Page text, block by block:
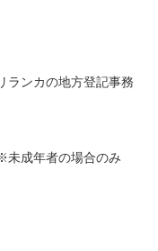
ランカの地方登記事務
成年者の場合のみ